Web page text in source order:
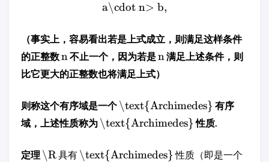
a\cdot n> b,
（事实上，容易看出若是上式成立，则满足这样条件
的正整数n不止一个，因为若是n满足上述条件，则
比它更大的正整数也将满足上式）
则称这个有序域是一个 \text{Archimedes} 有序
域，上述性质称为 \text{Archimedes}性质.
定理 \R具有 \text{Archimedes}性质（即是一个